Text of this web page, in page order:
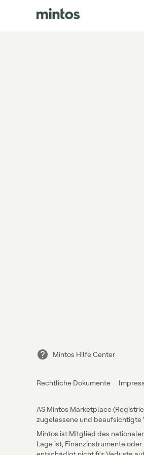
Mintos Hilfe Center
Rechtliche Dokumente
AS Mintos Marketplace
zugelassene und beaufsichtigte
Mintos ist Mitglied des
Lage ist, Finanzinstrumente